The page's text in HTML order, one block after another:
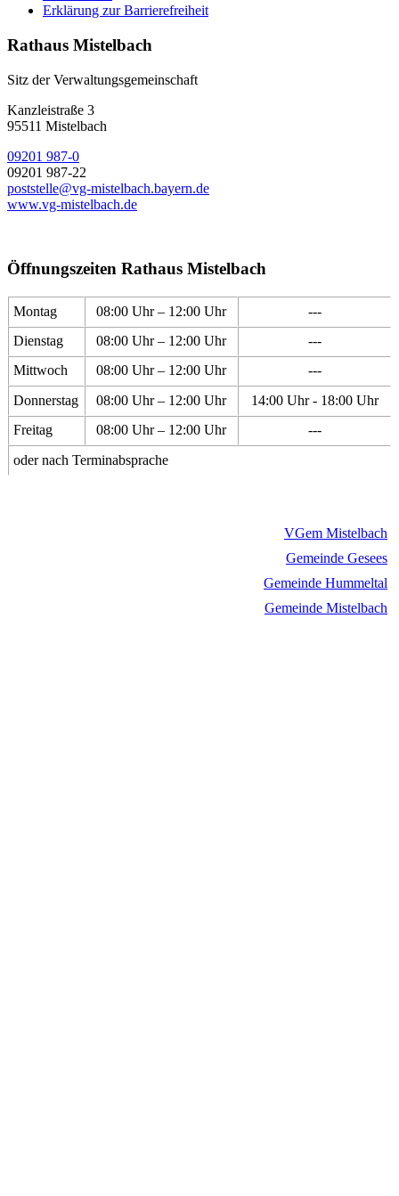
Erklärung zur Barrierefreiheit
Rathaus Mistelbach
Sitz der Verwaltungsgemeinschaft
Kanzleistraße 3
95511 Mistelbach
09201 987-0
09201 987-22
poststelle@vg-mistelbach.bayern.de
www.vg-mistelbach.de
Öffnungszeiten Rathaus Mistelbach
Montag 08:00 Uhr – 12:00 Uhr
---
Dienstag
08:00 Uhr – 12:00 Uhr
---
Mittwoch
08:00 Uhr – 12:00 Uhr
---
Donnerstag
08:00 Uhr – 12:00 Uhr
14:00 Uhr - 18:00 Uhr
Freitag
08:00 Uhr – 12:00 Uhr
---
oder nach Terminabsprache
VGem Mistelbach
Gemeinde Gesees
Gemeinde Hummeltal
Gemeinde Mistelbach